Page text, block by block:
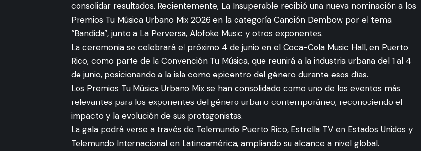
consolidar resultados. Recientemente, La Insuperable recibió una nueva nominación a los
Premios Tu Música Urbano Mix 2026 en la categoría Canción Dembow por el tema
“Bandida”, junto a La Perversa, Alofoke Music y otros exponentes.
La ceremonia se celebrará el próximo 4 de junio en el Coca-Cola Music Hall, en Puerto
Rico, como parte de la Convención Tu Música, que reunirá a la industria urbana del 1 al 4
de junio, posicionando a la isla como epicentro del género durante esos días.
Los Premios Tu Música Urbano Mix se han consolidado como uno de los eventos más
relevantes para los exponentes del género urbano contemporáneo, reconociendo el
impacto y la evolución de sus protagonistas.
La gala podrá verse a través de Telemundo Puerto Rico, Estrella TV en Estados Unidos y
Telemundo Internacional en Latinoamérica, ampliando su alcance a nivel global.